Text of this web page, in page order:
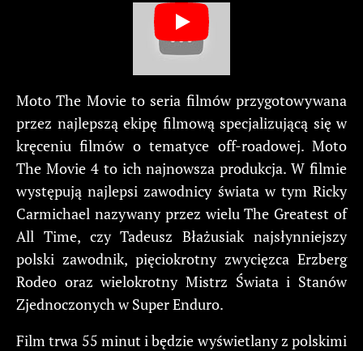
Moto The Movie to seria filmów przygotowywana
przez najlepszą ekipę filmową specjalizującą się w
kręceniu filmów o tematyce off-roadowej. Moto
The Movie 4 to ich najnowsza produkcja. W filmie
występują najlepsi zawodnicy świata w tym Ricky
Carmichael nazywany przez wielu The Greatest of
All Time, czy Tadeusz Błażusiak najsłynniejszy
polski zawodnik, pięciokrotny zwycięzca Erzberg
Rodeo oraz wielokrotny Mistrz Świata i Stanów
Zjednoczonych w Super Enduro.
Film trwa 55 minut i będzie wyświetlany z polskimi